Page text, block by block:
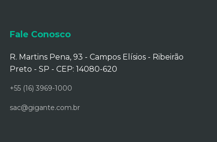
Fale Conosco
R. Martins Pena, 93 - Campos Elísios - Ribeirão
Preto - SP - CEP: 14080-620
+55 (16) 3969-1000
sac@gigante.com.br